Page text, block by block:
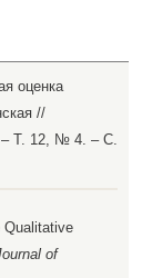
оценка
//
– Т. 12, № 4. – С.
Qualitative
of